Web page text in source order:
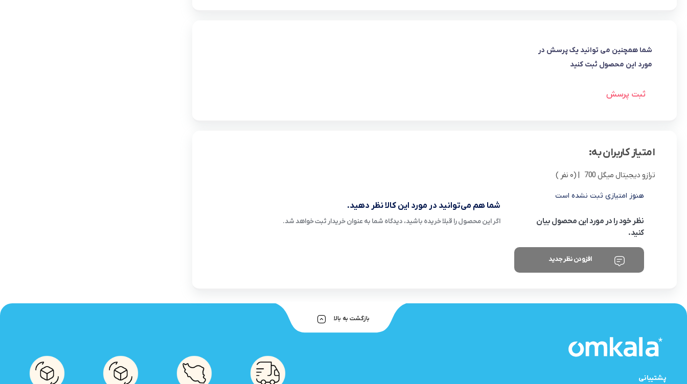
شما همچنین می توانید یک پرسش در
مورد این محصول ثبت کنید
ثبت پرسش
امتیاز کاربران به:
ترازو دیجیتال میگل 700 | (0 نفر )
هنوز امتیازی ثبت نشده است
نظر خود را در مورد این محصول بیان
کنید.
افزودن نظر جدید
شما هم می‌توانید در مورد این کالا نظر دهید.
اگر این محصول را قبلا خریده باشید، دیدگاه شما به عنوان خریدار ثبت خواهد شد.
بازگشت به بالا
پشتیبانی